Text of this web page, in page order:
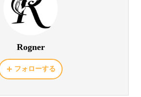
Rogner
フォローする